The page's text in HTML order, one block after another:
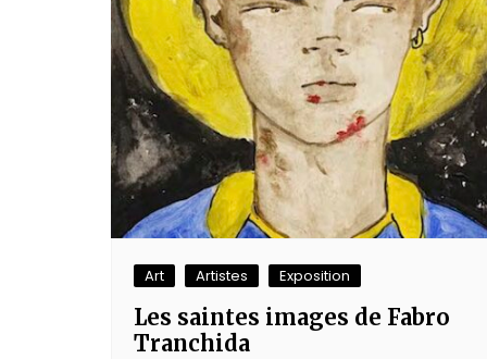
Art Artistes Exposition
Les saintes images de Fabro
Tranchida